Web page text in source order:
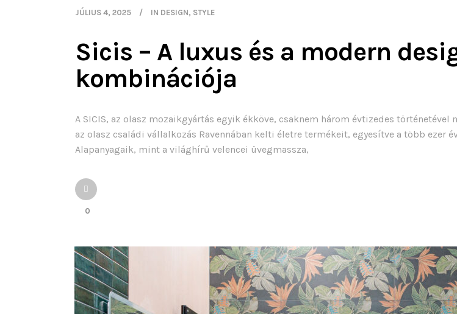
JÚLIUS 4, 2025 IN DESIGN, STYLE
Sicis – A luxus és a modern
kombinációja
A SICIS, az olasz mozaikgyártás egyik ékköve, csaknem három évtizedes
az olasz családi vállalkozás Ravennában kelti életre termékeit, egyesítve a több ezer
Alapanyagaik, mint a világhírű velencei üvegmassza,
0